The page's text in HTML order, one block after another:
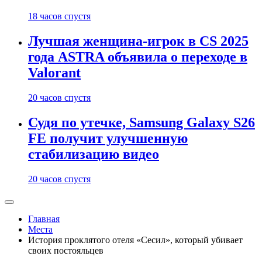
18 часов спустя
Лучшая женщина-игрок в CS 2025
года ASTRA объявила о переходе в
Valorant
20 часов спустя
Судя по утечке, Samsung Galaxy S26
FE получит улучшенную
стабилизацию видео
20 часов спустя
Главная
Места
История проклятого отеля «Сесил», который убивает
своих постояльцев